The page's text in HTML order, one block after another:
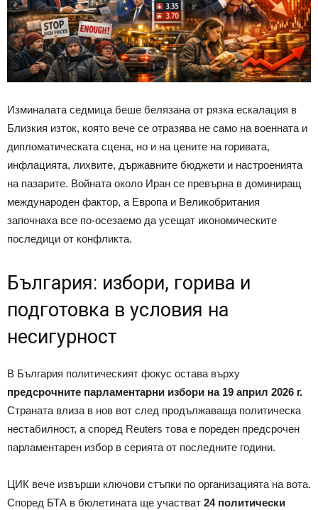
Изминалата седмица беше белязана от рязка ескалация в
Близкия изток, която вече се отразява не само на военната и
дипломатическата сцена, но и на цените на горивата,
инфлацията, лихвите, държавните бюджети и настроенията
на пазарите. Войната около Иран се превърна в доминиращ
международен фактор, а Европа и Великобритания
започнаха все по-осезаемо да усещат икономическите
последици от конфликта.
България: избори, горива и
подготовка в условия на
несигурност
В България политическият фокус остава върху
предсрочните парламентарни избори на 19 април 2026 г.
Страната влиза в нов вот след продължаваща политическа
нестабилност, а според Reuters това е пореден предсрочен
парламентарен избор в серията от последните години.
ЦИК вече извърши ключови стъпки по организацията на вота.
Според БТА в бюлетината ще участват 24 политически